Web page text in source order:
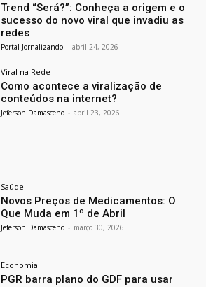
Trend “Será?”: Conheça a origem e o
sucesso do novo viral que invadiu as
redes
Portal Jornalizando - abril 24, 2026
Viral na Rede
Como acontece a viralização de
conteúdos na internet?
Jeferson Damasceno - abril 23, 2026
Saúde
Novos Preços de Medicamentos: O
Que Muda em 1º de Abril
Jeferson Damasceno - março 30, 2026
Economia
PGR barra plano do GDF para usar